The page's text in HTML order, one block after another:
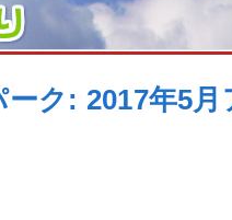
ク: 2017年5